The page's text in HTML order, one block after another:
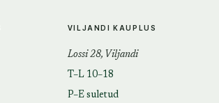
VILJANDI KAUPLUS
Lossi 28, Viljandi
T–L 10–18
P–E suletud